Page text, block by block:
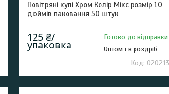
Повітряні кулі Хром Колір Мікс розмір 10
дюймів паковання 50 штук
125 ₴/
упаковка
Готово до відправки
Оптом і в роздріб
020213